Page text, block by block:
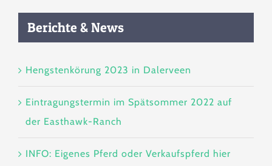
Berichte & News
Hengstenkörung 2023 in Dalerveen
Eintragungstermin im Spätsommer 2022 auf
der Easthawk-Ranch
INFO: Eigenes Pferd oder Verkaufspferd hier